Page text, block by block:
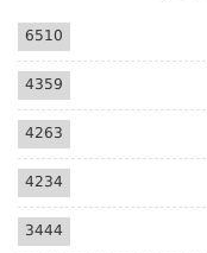
6510
4359
4263
4234
3444